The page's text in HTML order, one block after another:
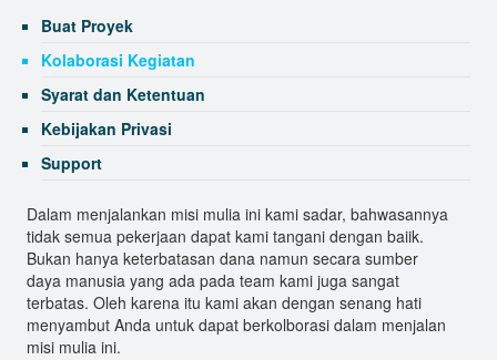
Buat Proyek
Kolaborasi Kegiatan
Syarat dan Ketentuan
Kebijakan Privasi
Support
Dalam menjalankan misi mulia ini kami sadar, bahwasannya
tidak semua pekerjaan dapat kami tangani dengan baiik.
Bukan hanya keterbatasan dana namun secara sumber
daya manusia yang ada pada team kami juga sangat
terbatas. Oleh karena itu kami akan dengan senang hati
menyambut Anda untuk dapat berkolborasi dalam menjalan
misi mulia ini.